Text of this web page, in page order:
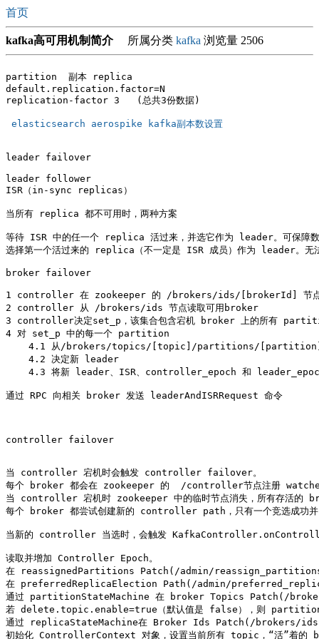
首页
kafka高可用机制简介所属分类 kafka 浏览量 2506
partition  副本 replica
default.replication.factor=N
replication-factor 3   (总共3份数据)
elasticsearch aerospike kafka副本数设置
leader failover
leader follower
ISR（in-sync replicas）
当所有 replica 都不可用时，两种方案
等待 ISR 中的任一个 replica 活过来，并选它作为 leader。可保障数
选择第一个活过来的 replica（不一定是 ISR 成员）作为 leader。无法
broker failover
1 controller 在 zookeeper 的 /brokers/ids/[brokerId] 节点
2 controller 从 /brokers/ids 节点读取可用broker
3 controller决定set_p，该集合包含宕机 broker 上的所有
4 对 set_p 中的每一个 partition
4.1 从/brokers/topics/[topic]/partitions/
    4.2 决定新 leader
4.3 将新 leader、ISR、controller_epoch 和
通过 RPC 向相关 broker 发送 leaderAndISRRequest 命令
controller failover
当 controller 宕机时会触发 controller failover。
每个 broker 都会在 zookeeper 的  /controller节点注册
当 controller 宕机时 zookeeper 中的临时节点消失，所有存活的
每个 broker 都尝试创建新的 controller path，只有一个竞选成功
当新的 controller 当选时，会触发
读取并增加 Controller Epoch。
在 reassignedPartitions Patch(/admin/
在 preferredReplicaElection Path(/admin/
通过 partitionStateMachine 在 broker Topics Patch(/
若 delete.topic.enable=true（默认值是 false），则
通过 replicaStateMachine在 Broker Ids Patch(/brokers/ids)
初始化 ControllerContext 对象，设置当前所有 topic，“活”着